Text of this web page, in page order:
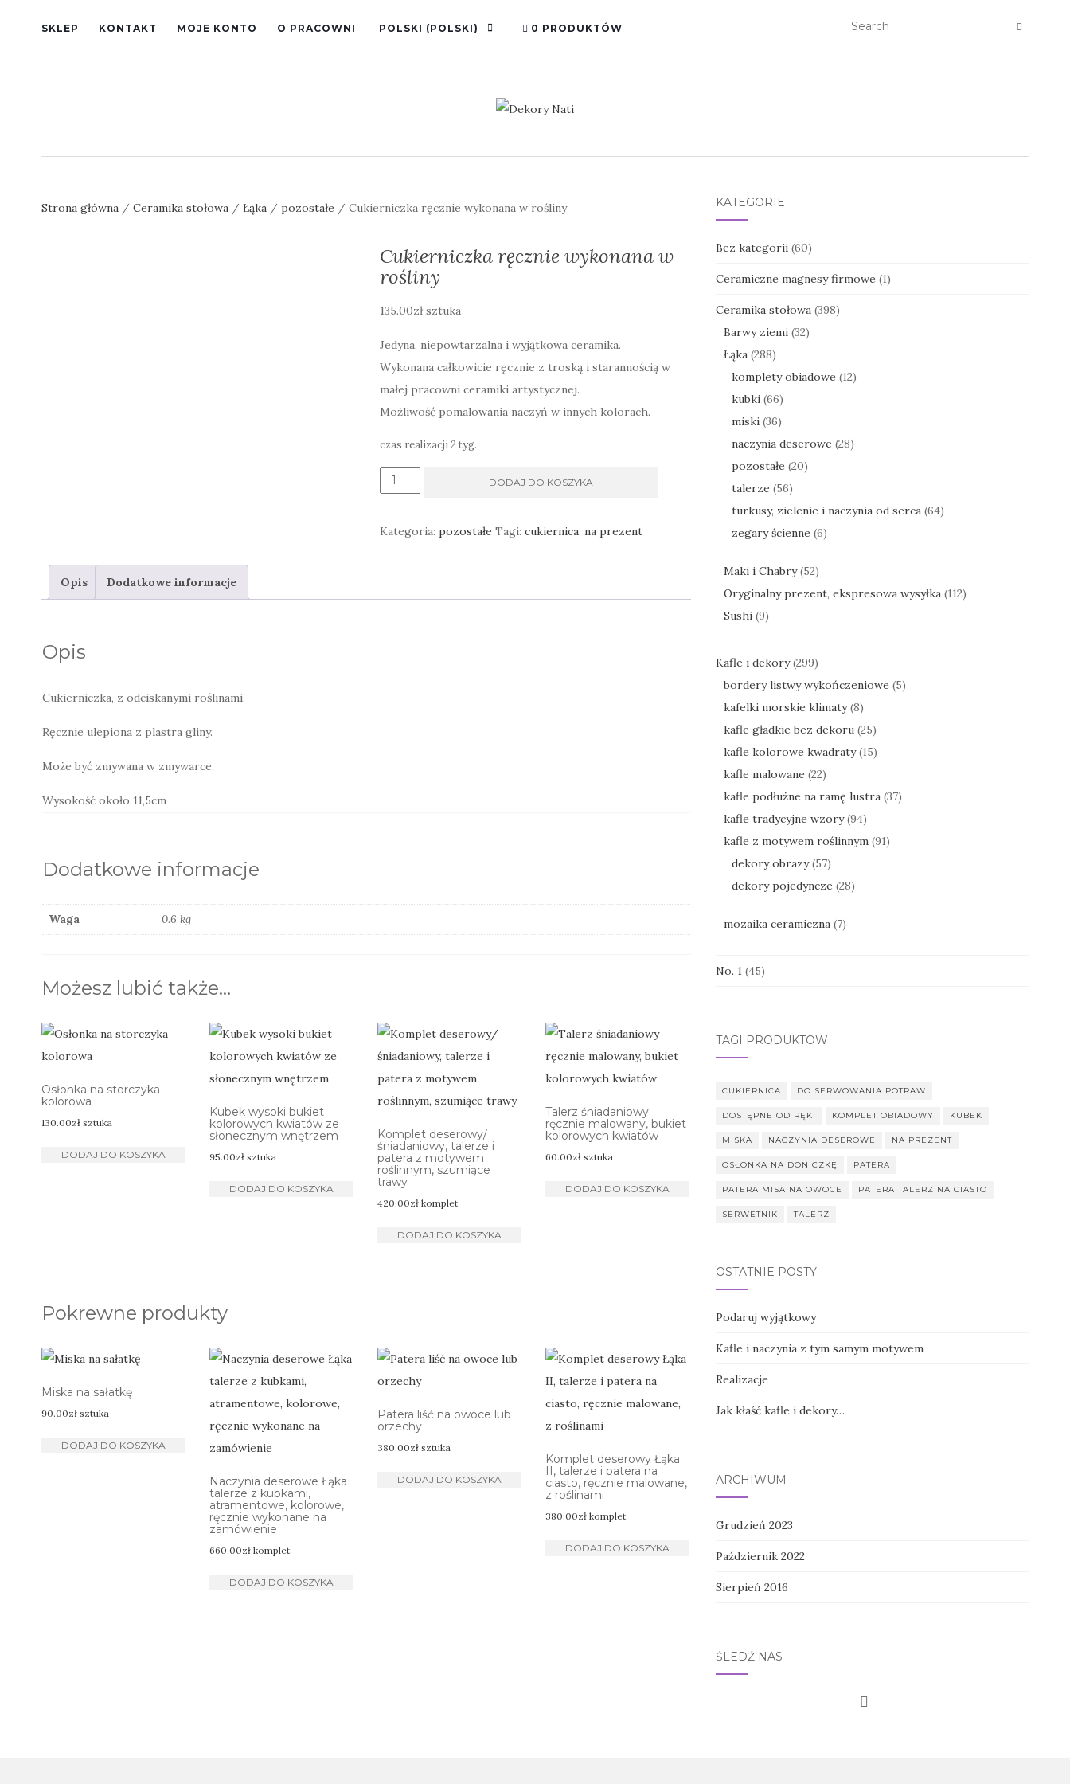
SKLEP KONTAKT MOJE KONTO O PRACOWNI POLSKI (POLSKI) 0 PRODUKTÓW
Strona główna / Ceramika stołowa / Łąka / pozostałe / Cukierniczka ręcznie wykonana w rośliny
Cukierniczka ręcznie wykonana w
rośliny
135.00zł sztuka
Jedyna, niepowtarzalna i wyjątkowa ceramika.
Wykonana całkowicie ręcznie z troską i starannością w
małej pracowni ceramiki artystycznej.
Możliwość pomalowania naczyń w innych kolorach.
czas realizacji 2 tyg.
ilość
DODAJ DO KOSZYKA
Kategoria: pozostałe Tagi: cukiernica, na prezent
Opis Dodatkowe informacje
Opis
Cukierniczka, z odciskanymi roślinami.
Ręcznie ulepiona z plastra gliny.
Może być zmywana w zmywarce.
Wysokość około 11,5cm
Dodatkowe informacje
Waga 0.6 kg
Możesz lubić także…
Osłonka na storczyka
kolorowa
130.00zł sztuka
DODAJ DO KOSZYKA
Kubek wysoki bukiet
kolorowych kwiatów ze
słonecznym wnętrzem
95.00zł sztuka
DODAJ DO KOSZYKA
Komplet deserowy/
śniadaniowy, talerze i
patera z motywem
roślinnym, szumiące
trawy
420.00zł komplet
DODAJ DO KOSZYKA
Talerz śniadaniowy
ręcznie malowany, bukiet
kolorowych kwiatów
60.00zł sztuka
DODAJ DO KOSZYKA
Pokrewne produkty
Miska na sałatkę
90.00zł sztuka
DODAJ DO KOSZYKA
Naczynia deserowe Łąka
talerze z kubkami,
atramentowe, kolorowe,
ręcznie wykonane na
zamówienie
660.00zł komplet
DODAJ DO KOSZYKA
Patera liść na owoce lub
orzechy
380.00zł sztuka
DODAJ DO KOSZYKA
Komplet deserowy Łąka
II, talerze i patera na
ciasto, ręcznie malowane,
z roślinami
380.00zł komplet
DODAJ DO KOSZYKA
KATEGORIE
Bez kategorii (60)
Ceramiczne magnesy firmowe (1)
Ceramika stołowa (398)
Barwy ziemi (32)
Łąka (288)
komplety obiadowe (12)
kubki (66)
miski (36)
naczynia deserowe (28)
pozostałe (20)
talerze (56)
turkusy, zielenie i naczynia od serca (64)
zegary ścienne (6)
Maki i Chabry (52)
Oryginalny prezent, ekspresowa wysyłka (112)
Sushi (9)
Kafle i dekory (299)
bordery listwy wykończeniowe (5)
kafelki morskie klimaty (8)
kafle gładkie bez dekoru (25)
kafle kolorowe kwadraty (15)
kafle malowane (22)
kafle podłużne na ramę lustra (37)
kafle tradycyjne wzory (94)
kafle z motywem roślinnym (91)
dekory obrazy (57)
dekory pojedyncze (28)
mozaika ceramiczna (7)
No. 1 (45)
TAGI PRODUKTÓW
CUKIERNICA DO SERWOWANIA POTRAW
DOSTĘPNE OD RĘKI KOMPLET OBIADOWY KUBEK
MISKA NACZYNIA DESEROWE NA PREZENT
OSŁONKA NA DONICZKĘ PATERA
PATERA MISA NA OWOCE PATERA TALERZ NA CIASTO
SERWETNIK TALERZ
OSTATNIE POSTY
Podaruj wyjątkowy
Kafle i naczynia z tym samym motywem
Realizacje
Jak kłaść kafle i dekory…
ARCHIWUM
Grudzień 2023
Październik 2022
Sierpień 2016
ŚLEDŹ NAS